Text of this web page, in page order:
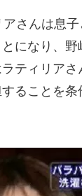
さんは息
になり、
ティリア
ることを条